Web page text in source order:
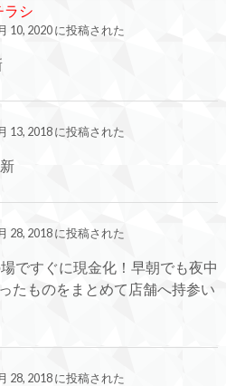
ラシ
10, 2020 に投稿された
13, 2018 に投稿された
28, 2018 に投稿された
ですぐに現金化！早朝でも夜中
たものをまとめて店舗へ持参い
28, 2018 に投稿された